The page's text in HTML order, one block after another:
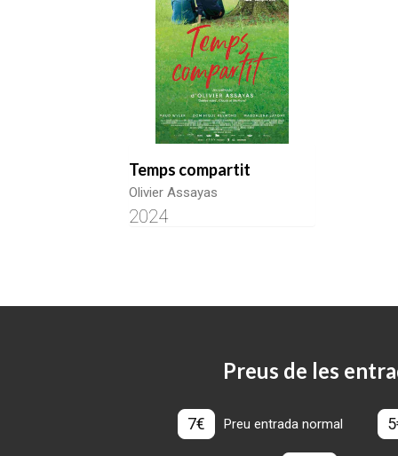
Temps compartit
Olivier Assayas
2024
Preus de les
7€ Preu entrada normal